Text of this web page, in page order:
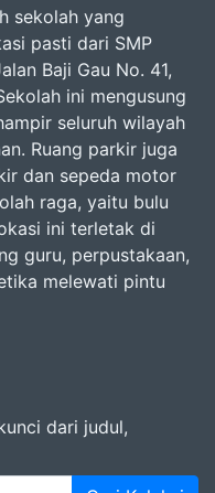
sekolah yang
pasti dari SMP
Baji Gau No. 41,
ini mengusung
seluruh wilayah
Ruang parkir juga
dan sepeda motor
raga, yaitu bulu
ini terletak di
guru, perpustakaan,
melewati pintu
dari judul,